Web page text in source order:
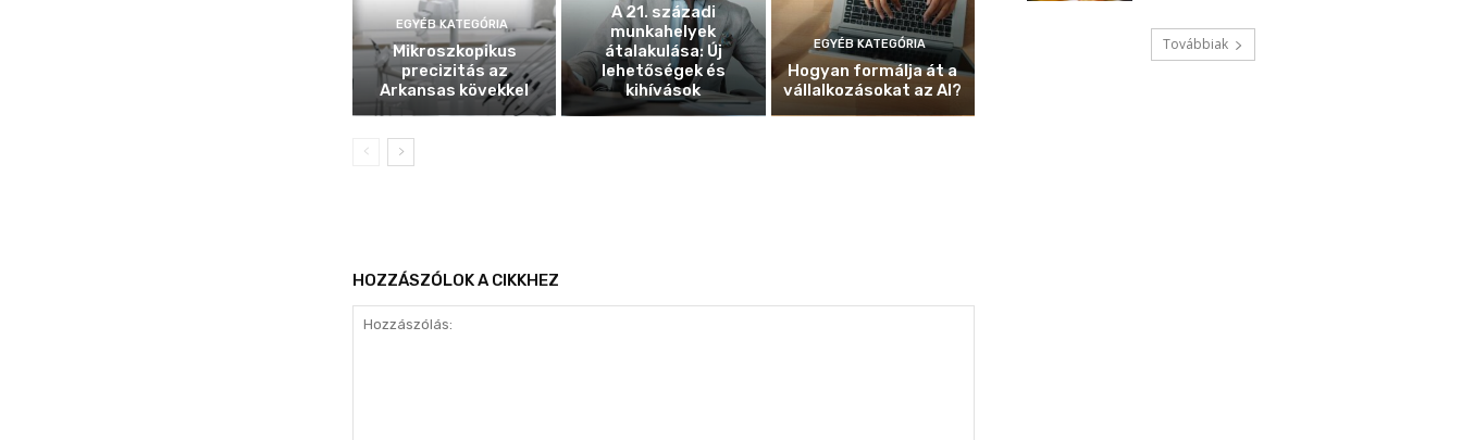
EGYÉB KATEGÓRIA
Mikroszkopikus
precizitás az
Arkansas kövekkel
A 21. századi
munkahelyek
átalakulása: Új
lehetőségek és
kihívások
EGYÉB KATEGÓRIA
Hogyan formálja át a
vállalkozásokat az AI?
HOZZÁSZÓLOK A CIKKHEZ
Továbbiak